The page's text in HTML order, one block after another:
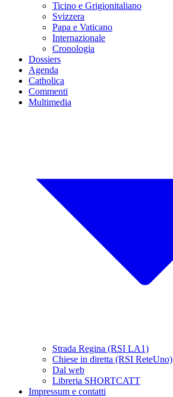
Ticino e Grigionitaliano
Svizzera
Papa e Vaticano
Internazionale
Cronologia
Dossiers
Agenda
Catholica
Commenti
Multimedia
Strada Regina (RSI LA1)
Chiese in diretta (RSI ReteUno)
Dal web
Libreria SHORTCATT
Impressum e contatti